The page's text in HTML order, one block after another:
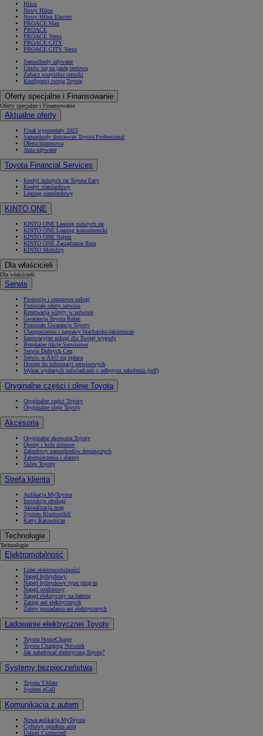
Hilux
Nowy Hilux
Nowy Hilux Electric
PROACE Max
PROACE
PROACE Verso
PROACE CITY
PROACE CITY Verso
Samochody używane
Umów się na jazdę testową
Zobacz wszystkie cenniki
Konfiguruj swoją Toyotę
Oferty specjalne i Finansowanie
Oferty specjalne i Finansowanie
Aktualne oferty
Finał wyprzedaży 2025
Samochody dostawcze Toyota Professional
Oferta biznesowa
Auta używane
Toyota Financial Services
Kredyt niższych rat Toyota Easy
Kredyt standardowy
Leasing standardowy
KINTO ONE
KINTO ONE Leasing niższych rat
KINTO ONE Leasing konsumencki
KINTO ONE Najem
KINTO ONE Zarządzanie flotą
KINTO Mobility
Dla właścicieli
Dla właścicieli
Serwis
Promocje i sezonowe usługi
Pozostałe oferty serwisu
Rezerwacja wizyty w serwisie
Gwarancja Toyota Relax
Pozostałe Gwarancje Toyoty
Ubezpieczenia i naprawy blacharsko-lakiernicze
Innowacyjne usługi dla Twojej wygody
Bezpłatne Akcje Serwisowe
Serwis Dobrych Cen
Serwis w ASO się opłaca
Dostęp do informacji serwisowych
Wykaz wydanych zaświadczeń o odbytym szkoleniu (pdf)
Oryginalne części i oleje Toyota
Oryginalne części Toyoty
Oryginalne oleje Toyoty
Akcesoria
Oryginalne akcesoria Toyoty
Opony i koła zimowe
Zabudowy samochodów dostawczych
Zabezpieczenia i alarmy
Sklep Toyoty
Strefa klienta
Aplikacja MyToyota
Instrukcje obsługi
Aktualizacja map
System Bluetooth®
Karty Ratownicze
Technologie
Technologie
Elektromobilność
Lider elektromobilności
Napęd hybrydowy
Napęd hybrydowy typu plug-in
Napęd wodorowy
Napęd elektryczny na baterię
Zasięg aut elektrycznych
Zalety posiadania aut elektrycznych
Ładowanie elektrycznej Toyoty
Toyota HomeCharge
Toyota Charging Network
Jak naładować elektryczną Toyotę?
Systemy bezpieczeństwa
Toyota T-Mate
System eCall
Komunikacja z autem
Nowa aplikacja MyToyota
Cyfrowy opiekun auta
Usługi Connected